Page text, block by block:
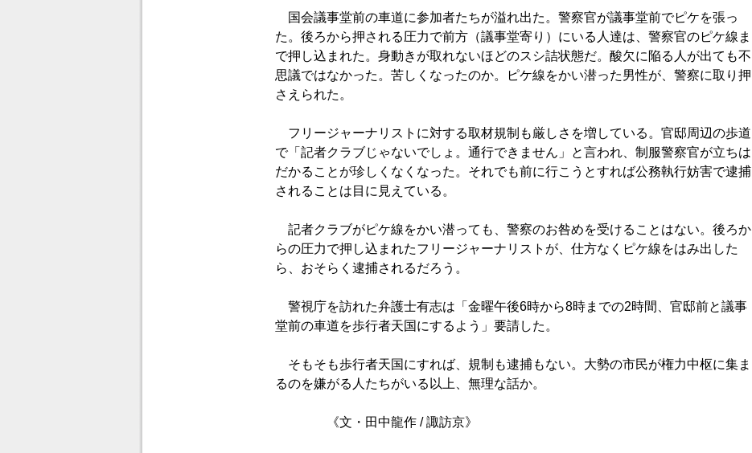
国会議事堂前の車道に参加者たちが溢れ出た。警察官が議事堂前でピケを張っ
た。後ろから押される圧力で前方（議事堂寄り）にいる人達は、警察官のピケ線ま
で押し込まれた。身動きが取れないほどのスシ詰状態だ。酸欠に陥る人が出ても不
思議ではなかった。苦しくなったのか。ピケ線をかい潜った男性が、警察に取り押
さえられた。
フリージャーナリストに対する取材規制も厳しさを増している。官邸周辺の歩道
で「記者クラブじゃないでしょ。通行できません」と言われ、制服警察官が立ちは
だかることが珍しくなくなった。それでも前に行こうとすれば公務執行妨害で逮捕
されることは目に見えている。
記者クラブがピケ線をかい潜っても、警察のお咎めを受けることはない。後ろか
らの圧力で押し込まれたフリージャーナリストが、仕方なくピケ線をはみ出した
ら、おそらく逮捕されるだろう。
警視庁を訪れた弁護士有志は「金曜午後6時から8時までの2時間、官邸前と議事
堂前の車道を歩行者天国にするよう」要請した。
そもそも歩行者天国にすれば、規制も逮捕もない。大勢の市民が権力中枢に集ま
るのを嫌がる人たちがいる以上、無理な話か。
《文・田中龍作 / 諏訪京》